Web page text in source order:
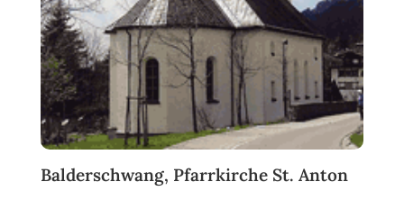
Balderschwang, Pfarrkirche St. Anton